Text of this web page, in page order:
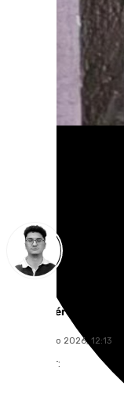
Ignacio Pérez
lunes, 1 junio 2026, 12:13
Compartir: